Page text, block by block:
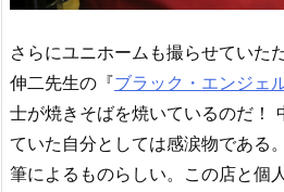
さらにユニホームも撮らせていた
伸二先生の『ブラック・エンジェ
士が焼きそばを焼いているのだ！
ていた自分としては感涙物である
筆によるものらしい。この店と個